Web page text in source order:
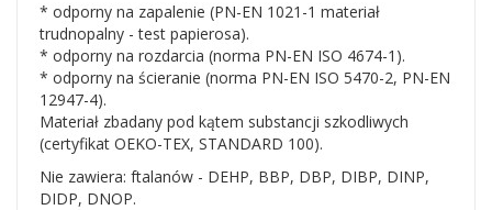
* odporny na zapalenie (PN-EN 1021-1 materiał
trudnopalny - test papierosa).
* odporny na rozdarcia (norma PN-EN ISO 4674-1).
* odporny na ścieranie (norma PN-EN ISO 5470-2, PN-EN
12947-4).
Materiał zbadany pod kątem substancji szkodliwych
(certyfikat OEKO-TEX, STANDARD 100).
Nie zawiera: ftalanów - DEHP, BBP, DBP, DIBP, DINP,
DIDP, DNOP.